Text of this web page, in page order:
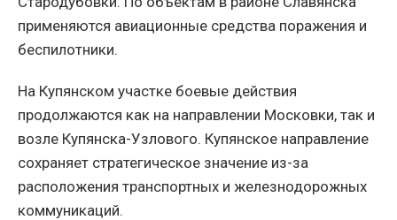
применяются авиационные средства поражения и
беспилотники.
На Купянском участке боевые действия
продолжаются как на направлении Московки, так и
возле Купянска-Узлового. Купянское направление
сохраняет стратегическое значение из-за
расположения транспортных и железнодорожных
коммуникаций.